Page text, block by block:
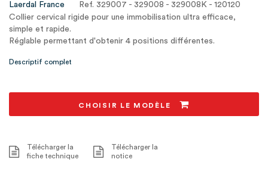
Laerdal France
Ref. 329007 - 329008 - 329008K - 120120
Collier cervical rigide pour une immobilisation ultra efficace,
simple et rapide.
Réglable permettant d'obtenir 4 positions différentes.
Descriptif complet
CHOISIR LE MODÈLE
Télécharger la
fiche technique
Télécharger la
notice